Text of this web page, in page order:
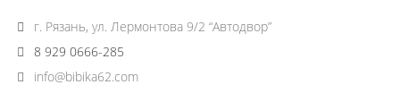
г. Рязань, ул. Лермонтова 9/2 “Автодвор”
8 929 0666-285
info@bibika62.com